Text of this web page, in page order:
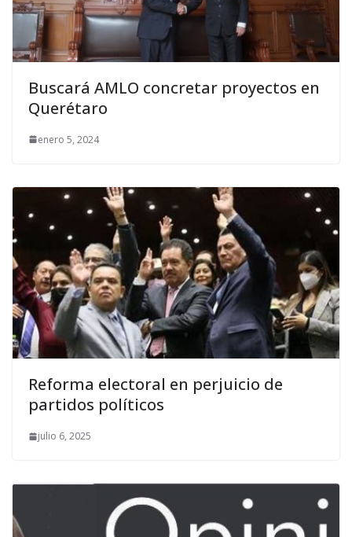
Buscará AMLO concretar proyectos en
Querétaro
enero 5, 2024
Reforma electoral en perjuicio de
partidos políticos
julio 6, 2025